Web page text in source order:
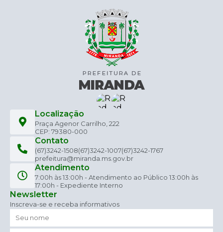
Localização
Praça Agenor Carrilho, 222
CEP: 79380-000
Contato
(67)3242-1508(67)3242-1007(67)3242-1767
prefeitura@miranda.ms.gov.br
Atendimento
7:00h às 13:00h - Atendimento ao Público 13:00h às
17:00h - Expediente Interno
Newsletter
Inscreva-se e receba informativos